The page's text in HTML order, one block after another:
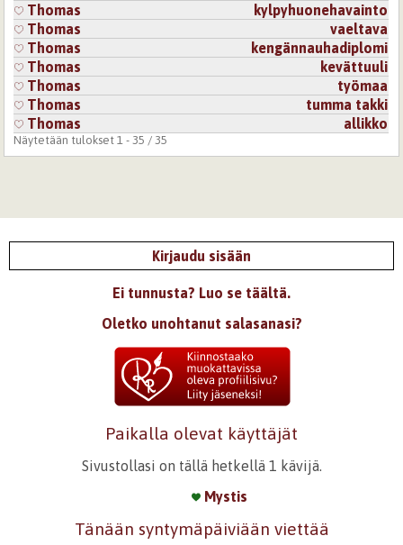
Thomas
kylpyhuonehavainto
Thomas
vaeltava
Thomas
kengännauhadiplomi
Thomas
kevättuuli
Thomas
työmaa
Thomas
tumma takki
Thomas
allikko
Näytetään tulokset 1 - 35 / 35
Kirjaudu sisään
Ei tunnusta? Luo se täältä.
Oletko unohtanut salasanasi?
Paikalla olevat käyttäjät
Sivustollasi on tällä hetkellä 1 kävijä.
Mystis
Tänään syntymäpäiviään viettää